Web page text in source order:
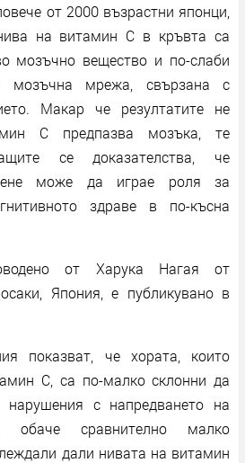
от 2000 възрастни японци,
на витамин C в кръвта са
мозъчно вещество и по-слаби
мозъчна мрежа, свързана с
Макар че резултатите не
C предпазва мозъка, те
се доказателства, че
може да играе роля за
здраве в по-късна
от Харука Нагая от
Япония, е публикувано в
показват, че хората, които
C, са по-малко склонни да
нарушения с напредването на
обаче сравнително малко
дали нивата на витамин